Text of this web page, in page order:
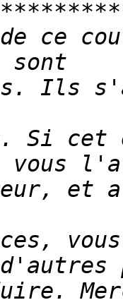
ce
Ils
Si cet
et